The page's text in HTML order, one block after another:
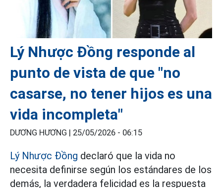
Lý Nhược Đồng responde al
punto de vista de que "no
casarse, no tener hijos es una
vida incompleta"
DƯƠNG HƯƠNG | 25/05/2026 - 06:15
Lý Nhược Đồng declaró que la vida no
necesita definirse según los estándares de los
demás, la verdadera felicidad es la respuesta